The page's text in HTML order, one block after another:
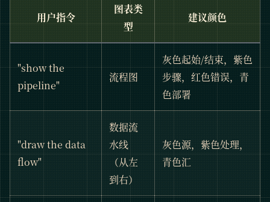
用户指令
图表类
型
建议颜色
"show the
pipeline"
流程图
灰色起始/结束，紫色
步骤，红色错误，青
色部署
"draw the data
flow"
数据流
水线
（从左
到右）
灰色源，紫色处理，
青色汇